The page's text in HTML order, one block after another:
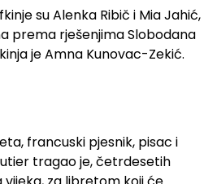
su Alenka Ribič i Mia Jahić,
prema rješenjima Slobodana
je Amna Kunovac-Zekić.
francuski pjesnik, pisac i
tragao je, četrdesetih